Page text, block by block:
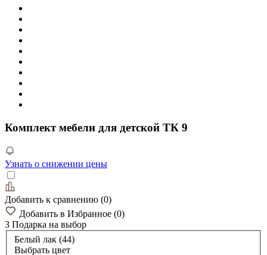
Комплект мебели для детской ТК 9
Узнать о снижении цены
Добавить к сравнению (0)
Добавить в Избранное (0)
3 Подарка на выбор
Белый лак (44)
Выбрать цвет